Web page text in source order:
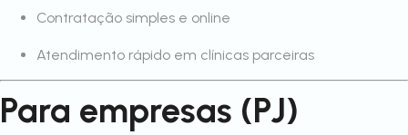
Contratação simples e online
Atendimento rápido em clínicas parceiras
Para empresas (PJ)